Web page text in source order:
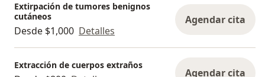
Extirpación de tumores benignos
cutáneos
Desde $1,000 Detalles
Agendar cita
Extracción de cuerpos extraños
Agendar cita